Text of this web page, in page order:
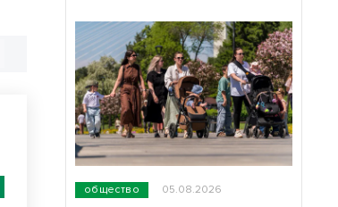
общество 05.08.2026